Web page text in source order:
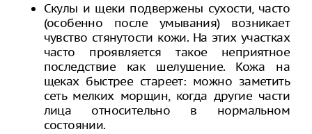
Скулы и щеки подвержены сухости, часто
(особенно после умывания) возникает
чувство стянутости кожи. На этих участках
часто проявляется такое неприятное
последствие как шелушение. Кожа на
щеках быстрее стареет: можно заметить
сеть мелких морщин, когда другие части
лица относительно в нормальном
состоянии.